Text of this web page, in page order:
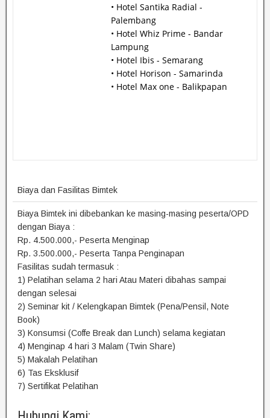
• Hotel Santika Radial -
Palembang
• Hotel Whiz Prime - Bandar
Lampung
• Hotel Ibis - Semarang
• Hotel Horison - Samarinda
• Hotel Max one - Balikpapan
Biaya dan Fasilitas Bimtek
Biaya Bimtek ini dibebankan ke masing-masing peserta/OPD
dengan Biaya :
Rp. 4.500.000,- Peserta Menginap
Rp. 3.500.000,- Peserta Tanpa Penginapan
Fasilitas sudah termasuk :
1) Pelatihan selama 2 hari Atau Materi dibahas sampai
dengan selesai
2) Seminar kit / Kelengkapan Bimtek (Pena/Pensil, Note
Book)
3) Konsumsi (Coffe Break dan Lunch) selama kegiatan
4) Menginap 4 hari 3 Malam (Twin Share)
5) Makalah Pelatihan
6) Tas Eksklusif
7) Sertifikat Pelatihan